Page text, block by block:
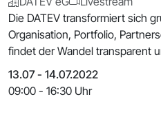
Die DATEV transformiert sich
Organisation, Portfolio,
findet der Wandel transparent
13.07 - 14.07.2022
09:00 - 16:30 Uhr